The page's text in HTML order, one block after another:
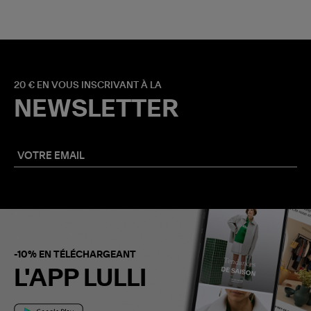
20 € EN VOUS INSCRIVANT À LA
NEWSLETTER
-10% EN TÉLÉCHARGEANT
L'APP LULLI